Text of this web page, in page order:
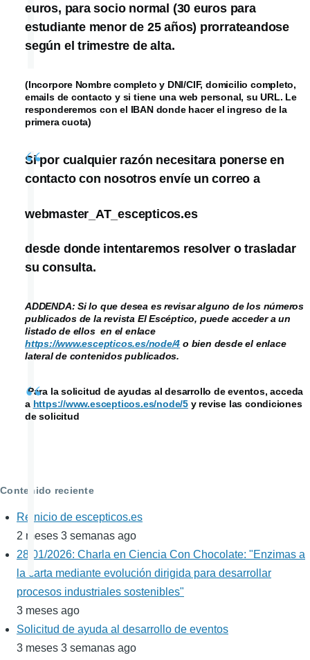
euros, para socio normal (30 euros para
estudiante menor de 25 años) prorrateandose
según el trimestre de alta.
(Incorpore Nombre completo y DNI/CIF, domicilio completo,
emails de contacto y si tiene una web personal, su URL. Le
responderemos con el IBAN donde hacer el ingreso de la
primera cuota)
Si por cualquier razón necesitara ponerse en
contacto con nosotros envíe un correo a
webmaster_AT_escepticos.es
desde donde intentaremos resolver o trasladar
su consulta.
ADDENDA: Si lo que desea es revisar alguno de los números
publicados de la revista El Escéptico, puede acceder a un
listado de ellos en el enlace
https://www.escepticos.es/node/4 o bien desde el enlace
lateral de contenidos publicados.
Para la solicitud de ayudas al desarrollo de eventos, acceda
a https://www.escepticos.es/node/5y revise las condiciones
de solicitud
Contenido reciente
Reinicio de escepticos.es
2 meses 3 semanas ago
28/01/2026: Charla en Ciencia Con Chocolate: "Enzimas a
la carta mediante evolución dirigida para desarrollar
procesos industriales sostenibles"
3 meses ago
Solicitud de ayuda al desarrollo de eventos
3 meses 3 semanas ago